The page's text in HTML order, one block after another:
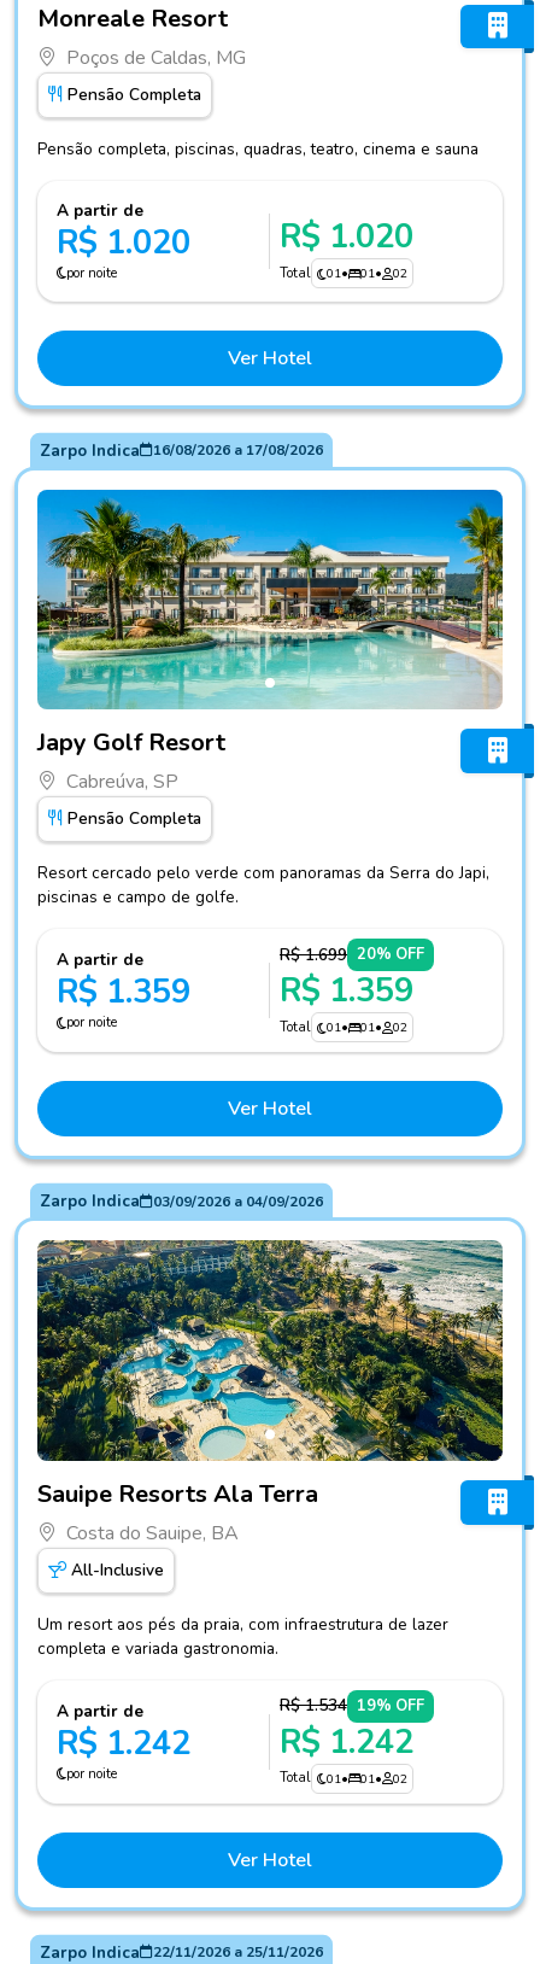
Monreale Resort
Poços de Caldas, MG
Pensão Completa
Pensão completa, piscinas, quadras, teatro, cinema e sauna
A partir de
R$ 1.020
por noite
R$ 1.020
Total 01• 01• 02
Ver Hotel
Zarpo Indica 16/08/2026a 17/08/2026
Japy Golf Resort
Cabreúva, SP
Pensão Completa
Resort cercado pelo verde com panoramas da Serra do Japi,
piscinas e campo de golfe.
A partir de
R$ 1.359
por noite
R$ 1.699 20% OFF
R$ 1.359
Total 01• 01• 02
Ver Hotel
Zarpo Indica 03/09/2026a 04/09/2026
Sauipe Resorts Ala Terra
Costa do Sauipe, BA
All-Inclusive
Um resort aos pés da praia, com infraestrutura de lazer
completa e variada gastronomia.
A partir de
R$ 1.242
por noite
R$ 1.534 19% OFF
R$ 1.242
Total 01• 01• 02
Ver Hotel
Zarpo Indica 22/11/2026a 25/11/2026